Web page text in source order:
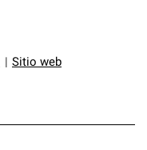
Sitio web